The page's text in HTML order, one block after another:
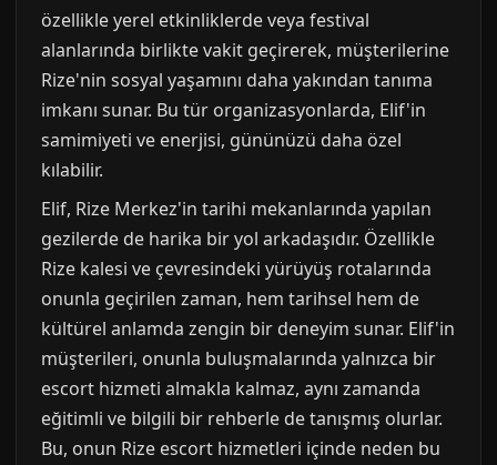
özellikle yerel etkinliklerde veya festival
alanlarında birlikte vakit geçirerek, müşterilerine
Rize'nin sosyal yaşamını daha yakından tanıma
imkanı sunar. Bu tür organizasyonlarda, Elif'in
samimiyeti ve enerjisi, gününüzü daha özel
kılabilir.
Elif, Rize Merkez'in tarihi mekanlarında yapılan
gezilerde de harika bir yol arkadaşıdır. Özellikle
Rize kalesi ve çevresindeki yürüyüş rotalarında
onunla geçirilen zaman, hem tarihsel hem de
kültürel anlamda zengin bir deneyim sunar. Elif'in
müşterileri, onunla buluşmalarında yalnızca bir
escort hizmeti almakla kalmaz, aynı zamanda
eğitimli ve bilgili bir rehberle de tanışmış olurlar.
Bu, onun Rize escort hizmetleri içinde neden bu